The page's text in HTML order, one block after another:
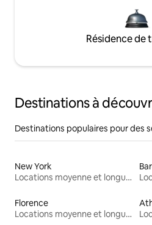
Résidence de
Destinations à
Destinations populaires pour des
New York
Locations moyenne et longue durée
Florence
Locations moyenne et longue durée